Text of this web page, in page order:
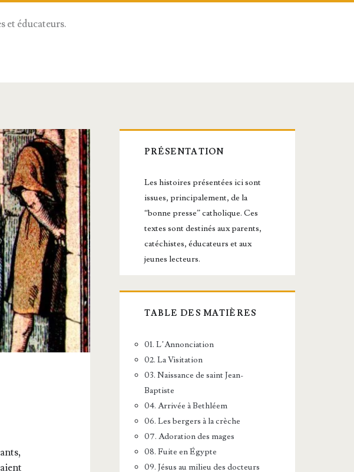
et éducateurs.
Barre
latérale
principale
PRÉSENTATION
Les histoires présentées ici sont
issues, principalement, de la
“bonne presse” catholique. Ces
textes sont destinés aux parents,
catéchistes, éducateurs et aux
jeunes lecteurs.
TABLE DES MATIÈRES
01. L’Annonciation
02. La Visitation
03. Naissance de saint Jean-
Baptiste
04. Arrivée à Bethléem
06. Les bergers à la crèche
07. Adoration des mages
08. Fuite en Égypte
09. Jésus au milieu des docteurs